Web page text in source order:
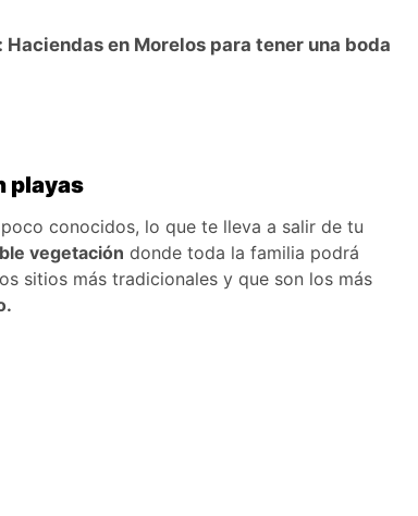
en Morelos para tener una boda
playas
conocidos, lo que te lleva a salir de tu
vegetación donde toda la familia podrá
sitios más tradicionales y que son los más